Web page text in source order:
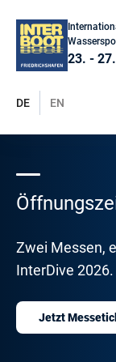
23. -
DE EN
Zwei Messen,
InterDive 2026.
Jetzt